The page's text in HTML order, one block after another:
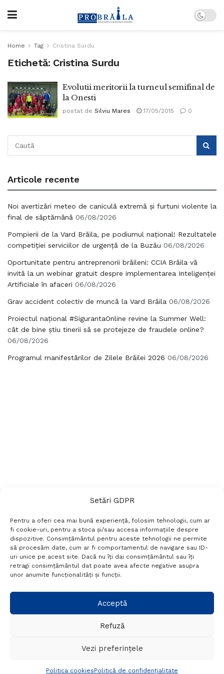
Setări GDPR
Pentru a oferi cea mai bună experiență, folosim tehnologii, cum ar
fi cookie-uri, pentru a stoca și/sau accesa informațiile despre
dispozitive. Consimțământul pentru aceste tehnologii ne permite
să procesăm date, cum ar fi comportamentul de navigare sau ID-
uri unice pe acest site. Dacă nu îți dai consimțământul sau îți
retragi consimțământul dat poate avea afecte negative asupra
unor anumite funcționalități și funcții.
Acceptă
Refuză
Vezi preferințele
Politica cookiesPolitică de confidențialitate
Home Tag Cristina Surdu
Etichetă: Cristina Surdu
Evolutii meritorii la turneul semifinal de
la Onesti
postat de Silviu Mares 17/05/2015 0
Articole recente
Noi avertizări meteo de caniculă extremă și furtuni violente la
final de săptămână 06/08/2026
Pompierii de la Vard Brăila, pe podiumul național! Rezultatele
competiției serviciilor de urgență de la Buzău 06/08/2026
Oportunitate pentru antreprenorii brăileni: CCIA Brăila vă
invită la un webinar gratuit despre implementarea Inteligenței
Artificiale în afaceri 06/08/2026
Grav accident colectiv de muncă la Vard Brăila 06/08/2026
Proiectul național #SigurantaOnline revine la Summer Well:
cât de bine știu tinerii să se protejeze de fraudele online?
06/08/2026
Programul manifestărilor de Zilele Brăilei 2026 06/08/2026
Termeni si conditii
Politică de confidențialitate
Politica cookies
Setări GDPR
+40 788 760 194